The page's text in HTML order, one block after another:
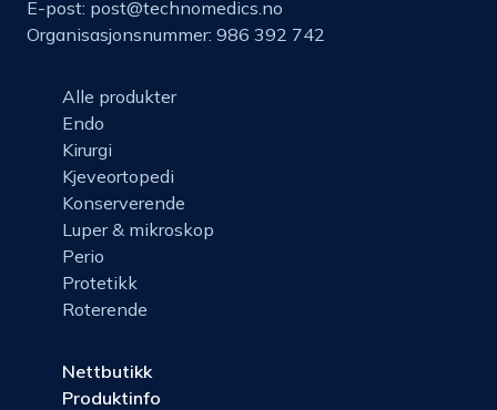
E-post: post@technomedics.no
Organisasjonsnummer: 986 392 742
Alle produkter
Endo
Kirurgi
Kjeveortopedi
Konserverende
Luper & mikroskop
Perio
Protetikk
Roterende
Nettbutikk
Produktinfo